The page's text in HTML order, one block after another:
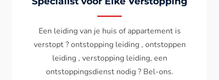
Wc spoelt niet meer door ? het water komt
terug ? ontstoppen wc , ontstopping wc , wc
verstopt , een ontstoppingsdienst nodig ?
Bel - ons ? V.A 119€